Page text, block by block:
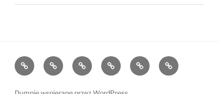
Strona
główna
Dlaczego
warto?
O
mnie
Opinie Kontakt Chce
dołączyć!